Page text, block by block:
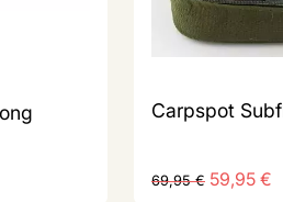
Carpspot
69,95€ 59,95 €